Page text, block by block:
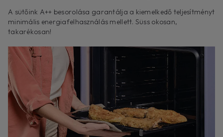
A sütőink A++ besorolása garantálja a kiemelkedő teljesítményt
minimális energiafelhasználás mellett. Süss okosan,
takarékosan!